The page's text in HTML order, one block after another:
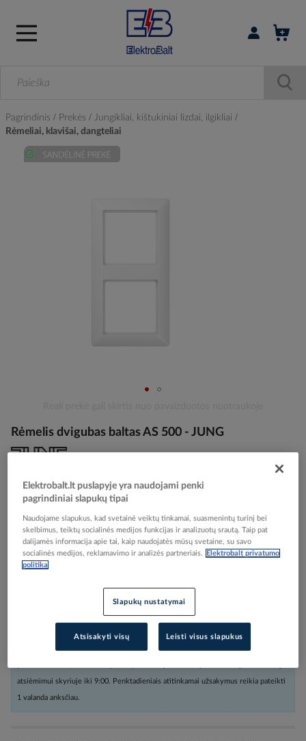
Prisijungti /
Pagrindinis Prekės
Jungikliai, kištukiniai lizdai, ilgikliai
Rėmeliai, klavišai, dangteliai
the
beginning
images
gallery
Rėmelis dvigubas baltas AS 500 - JUNG
EAN kodas
Prisijunkite, norėdami pamatyti kainas
atsiėmimui skyriuje iki 9:00. Penktadieniais atitinkamai užsakymus reikia pateikti
1 valanda anksčiau.
Elektrobalt.lt puslapyje yra naudojami penki
pagrindiniai slapukų tipai
Naudojame slapukus, kad svetainė veiktų tinkamai, suasmenintų turinį bei
skelbimus, teiktų socialinės medijos funkcijas ir analizuotų srautą. Taip pat
dalijamės informacija apie tai, kaip naudojatės mūsų svetaine, su savo
socialinės medijos, reklamavimo ir analizės partneriais.
Elektrobalt privatumo
politika
Slapukų nustatymai
Atsisakyti visų Leisti visus slapukus